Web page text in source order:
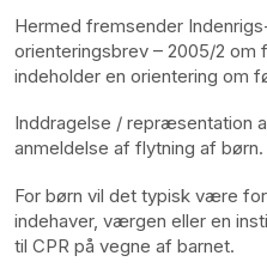
Hermed fremsender
orienteringsbrev – 2005/2 om
indeholder en orientering om
Inddragelse / repræsentation
anmeldelse af flytning af børn.
For børn vil det typisk være
indehaver, værgen eller en
til CPR på vegne af barnet.